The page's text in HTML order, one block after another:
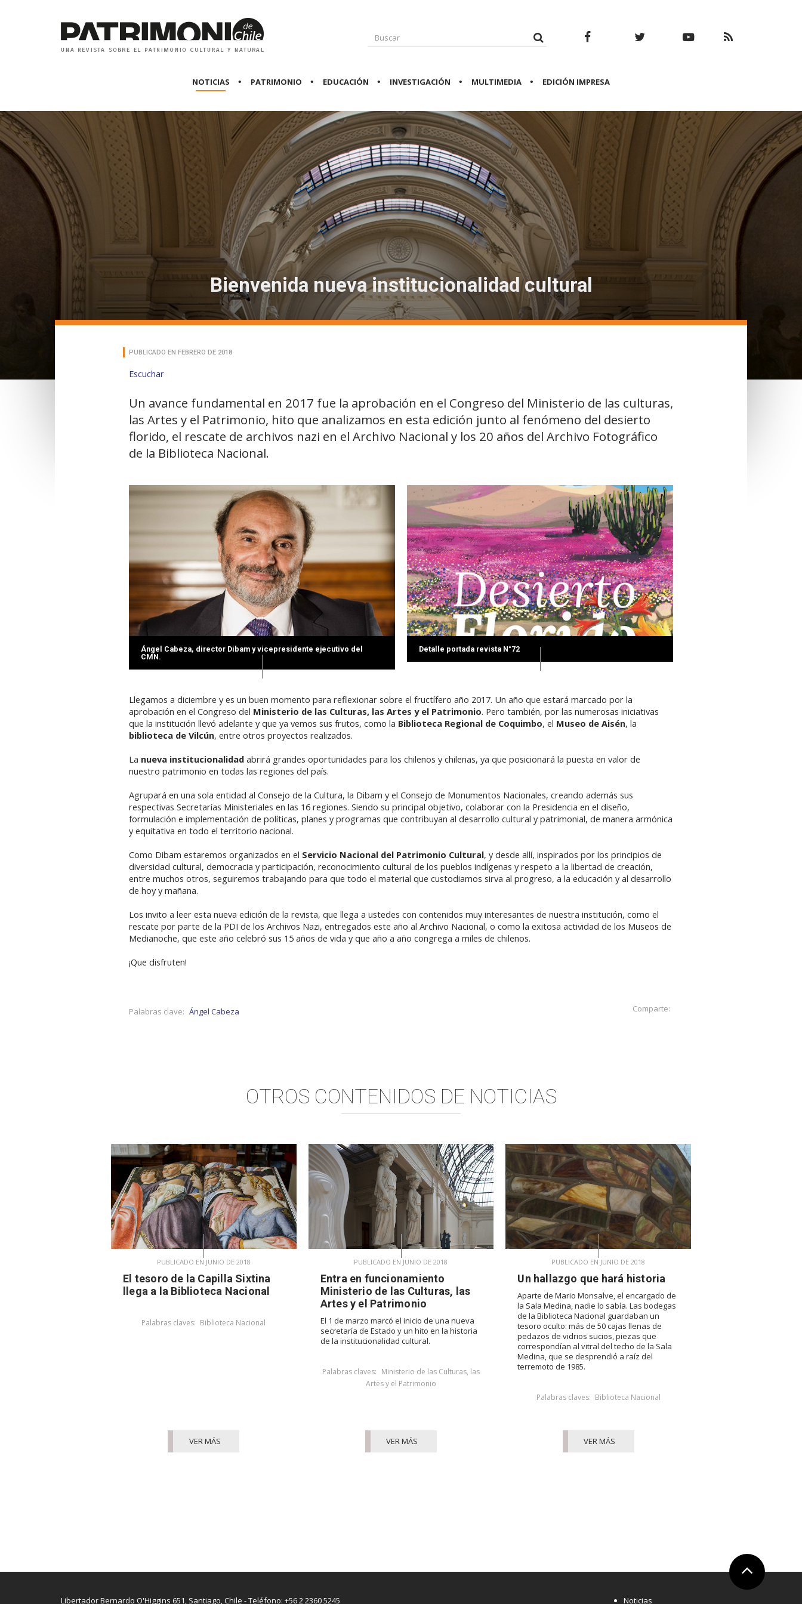
NOTICIAS PATRIMONIO EDUCACIÓN INVESTIGACIÓN MULTIMEDIA EDICIÓN IMPRESA
Bienvenida nueva institucionalidad cultural
PUBLICADO EN FEBRERO DE 2018
Escuchar
Un avance fundamental en 2017 fue la aprobación en el Congreso del Ministerio de las culturas,
las Artes y el Patrimonio, hito que analizamos en esta edición junto al fenómeno del desierto
florido, el rescate de archivos nazi en el Archivo Nacional y los 20 años del Archivo Fotográfico
de la Biblioteca Nacional.
Ángel Cabeza, director Dibam y vicepresidente ejecutivo del
CMN.
Detalle portada revista N°72
Llegamos a diciembre y es un buen momento para reflexionar sobre el fructífero año 2017. Un año que estará marcado por la
aprobación en el Congreso del Ministerio de las Culturas, las Artes y el Patrimonio. Pero también, por las numerosas iniciativas
que la institución llevó adelante y que ya vemos sus frutos, como la Biblioteca Regional de Coquimbo, el Museo de Aisén, la
biblioteca de Vilcún, entre otros proyectos realizados.
La nueva institucionalidad abrirá grandes oportunidades para los chilenos y chilenas, ya que posicionará la puesta en valor de
nuestro patrimonio en todas las regiones del país.
Agrupará en una sola entidad al Consejo de la Cultura, la Dibam y el Consejo de Monumentos Nacionales, creando además sus
respectivas Secretarías Ministeriales en las 16 regiones. Siendo su principal objetivo, colaborar con la Presidencia en el diseño,
formulación e implementación de políticas, planes y programas que contribuyan al desarrollo cultural y patrimonial, de manera armónica
y equitativa en todo el territorio nacional.
Como Dibam estaremos organizados en el Servicio Nacional del Patrimonio Cultural, y desde allí, inspirados por los principios de
diversidad cultural, democracia y participación, reconocimiento cultural de los pueblos indígenas y respeto a la libertad de creación,
entre muchos otros, seguiremos trabajando para que todo el material que custodiamos sirva al progreso, a la educación y al desarrollo
de hoy y mañana.
Los invito a leer esta nueva edición de la revista, que llega a ustedes con contenidos muy interesantes de nuestra institución, como el
rescate por parte de la PDI de los Archivos Nazi, entregados este año al Archivo Nacional, o como la exitosa actividad de los Museos de
Medianoche, que este año celebró sus 15 años de vida y que año a año congrega a miles de chilenos.
¡Que disfruten!
Comparte:
Palabras clave: Ángel Cabeza
OTROS CONTENIDOS DE NOTICIAS
PUBLICADO EN JUNIO DE 2018
El tesoro de la Capilla Sixtina
llega a la Biblioteca Nacional
Palabras claves: Biblioteca Nacional
VER MÁS
PUBLICADO EN JUNIO DE 2018
Entra en funcionamiento
Ministerio de las Culturas, las
Artes y el Patrimonio
El 1 de marzo marcó el inicio de una nueva
secretaría de Estado y un hito en la historia
de la institucionalidad cultural.
Palabras claves: Ministerio de las Culturas, las
Artes y el Patrimonio
VER MÁS
PUBLICADO EN JUNIO DE 2018
Un hallazgo que hará historia
Aparte de Mario Monsalve, el encargado de
la Sala Medina, nadie lo sabía. Las bodegas
de la Biblioteca Nacional guardaban un
tesoro oculto: más de 50 cajas llenas de
pedazos de vidrios sucios, piezas que
correspondían al vitral del techo de la Sala
Medina, que se desprendió a raíz del
terremoto de 1985.
Palabras claves: Biblioteca Nacional
VER MÁS
Ir arriba
Libertador Bernardo O'Higgins 651, Santiago, Chile - Teléfono: +56 2 2360 5245
Noticias